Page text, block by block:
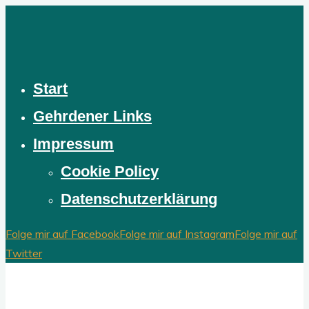
Start
Gehrdener Links
Impressum
Cookie Policy
Datenschutzerklärung
Folge mir auf FacebookFolge mir auf InstagramFolge mir auf
Twitter